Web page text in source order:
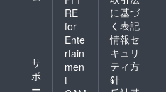
サ
ポ
ー
RE
for
Ente
rtain
men
t
に基づ
く表記
情報セ
キュリ
ティ方
針